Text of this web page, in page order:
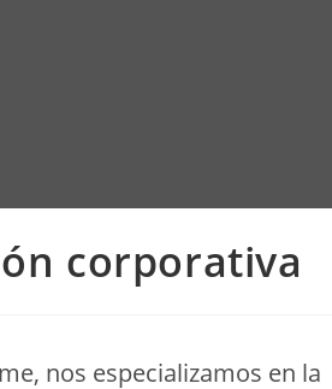
corporativa
nos especializamos en la